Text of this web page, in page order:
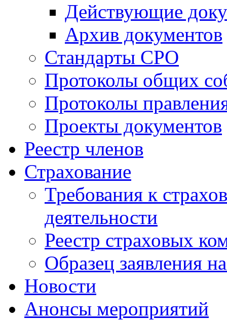
Действующие
Архив документов
Стандарты СРО
Протоколы общих
Протоколы
Проекты документов
Реестр членов
Страхование
Требования к
деятельности
Реестр страховых
Образец заявления
Новости
Анонсы мероприятий